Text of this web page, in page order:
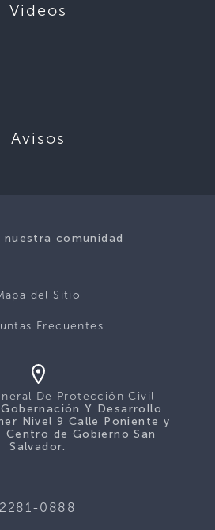
Videos
Avisos
nuestra comunidad
del Sitio
Frecuentes
De Protección Civil
Y Desarrollo
Nivel 9 Calle Poniente y
Centro de Gobierno San
Salvador.
2281-0888